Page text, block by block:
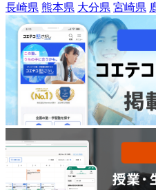
長崎県 熊本県 大分県 宮崎県